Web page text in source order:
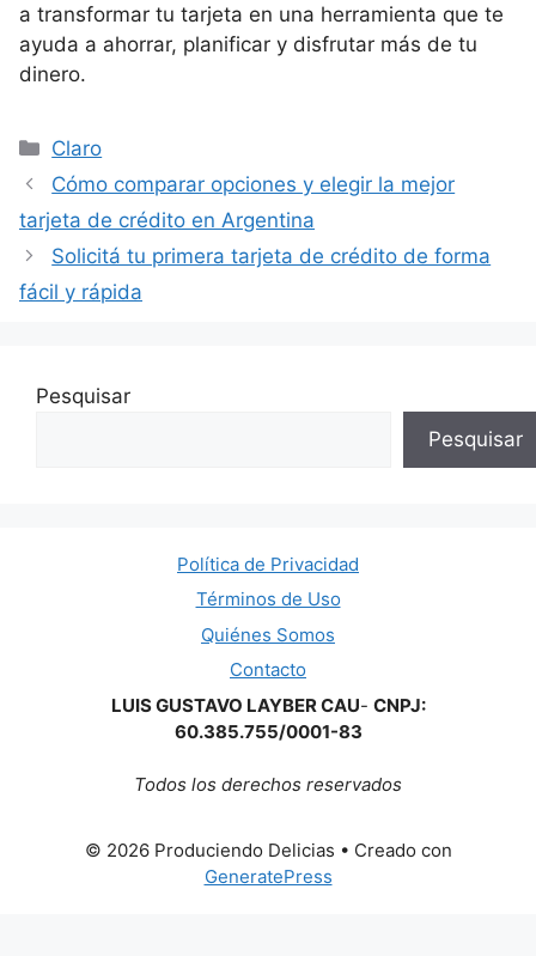
a transformar tu tarjeta en una herramienta que te
ayuda a ahorrar, planificar y disfrutar más de tu
dinero.
Categorías
Claro
Cómo comparar opciones y elegir la mejor
tarjeta de crédito en Argentina
Solicitá tu primera tarjeta de crédito de forma
fácil y rápida
Pesquisar
Pesquisar
Política de Privacidad
Términos de Uso
Quiénes Somos
Contacto
LUIS GUSTAVO LAYBER CAU- CNPJ:
60.385.755/0001-83
Todos los derechos reservados
© 2026 Produciendo Delicias • Creado con
GeneratePress